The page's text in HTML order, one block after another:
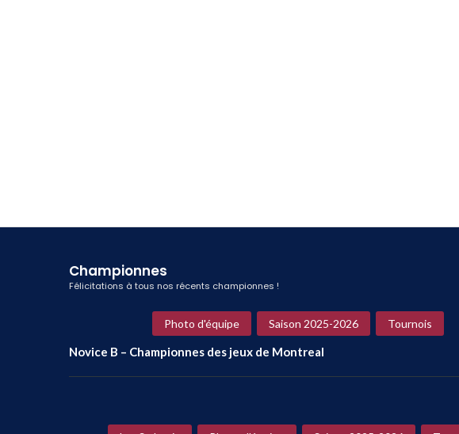
Championnes
Félicitations à tous nos récents championnes !
Photo d'équipe Saison 2025-2026 Tournois
Novice B – Championnes des jeux de Montreal